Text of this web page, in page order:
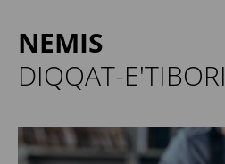
NEMIS
DIQQAT-E'TIBORI